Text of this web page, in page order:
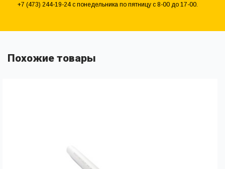
+7 (473) 244-19-24 с понедельника по пятницу с 8-00 до 17-00.
Похожие товары